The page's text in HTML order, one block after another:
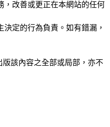
，改善或更正在本網站的任何
定的行為負責。如有錯漏，
版該內容之全部或局部，亦不